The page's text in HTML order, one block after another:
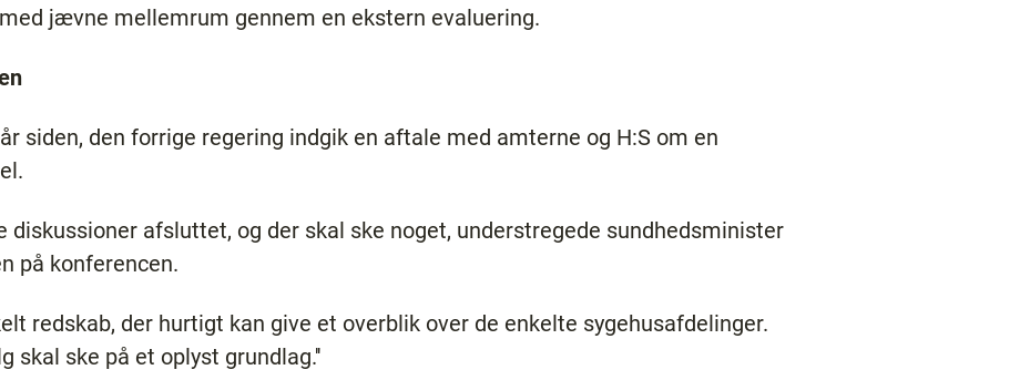
jævne mellemrum gennem en ekstern evaluering.
siden, den forrige regering indgik en aftale med amterne og H:S om en
diskussioner afsluttet, og der skal ske noget, understregede sundhedsminister
på konferencen.
redskab, der hurtigt kan give et overblik over de enkelte sygehusafdelinger.
skal ske på et oplyst grundlag.''